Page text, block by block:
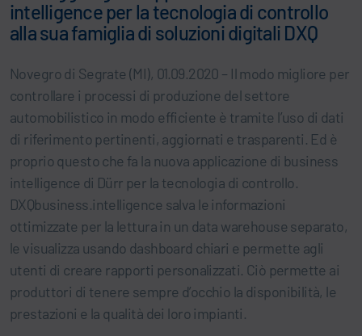
intelligence per la tecnologia di controllo
alla sua famiglia di soluzioni digitali DXQ
Novegro di Segrate (MI), 01.09.2020 – Il modo migliore per
controllare i processi di produzione del settore
automobilistico in modo efficiente è tramite l’uso di dati
di riferimento pertinenti, aggiornati e trasparenti. Ed è
proprio questo che fa la nuova applicazione di business
intelligence di Dürr per la tecnologia di controllo.
DXQbusiness.intelligence salva le informazioni
ottimizzate per la lettura in un data warehouse separato,
le visualizza usando dashboard chiari e permette agli
utenti di creare rapporti personalizzati. Ciò permette ai
produttori di tenere sempre d’occhio la disponibilità, le
prestazioni e la qualità dei loro impianti.